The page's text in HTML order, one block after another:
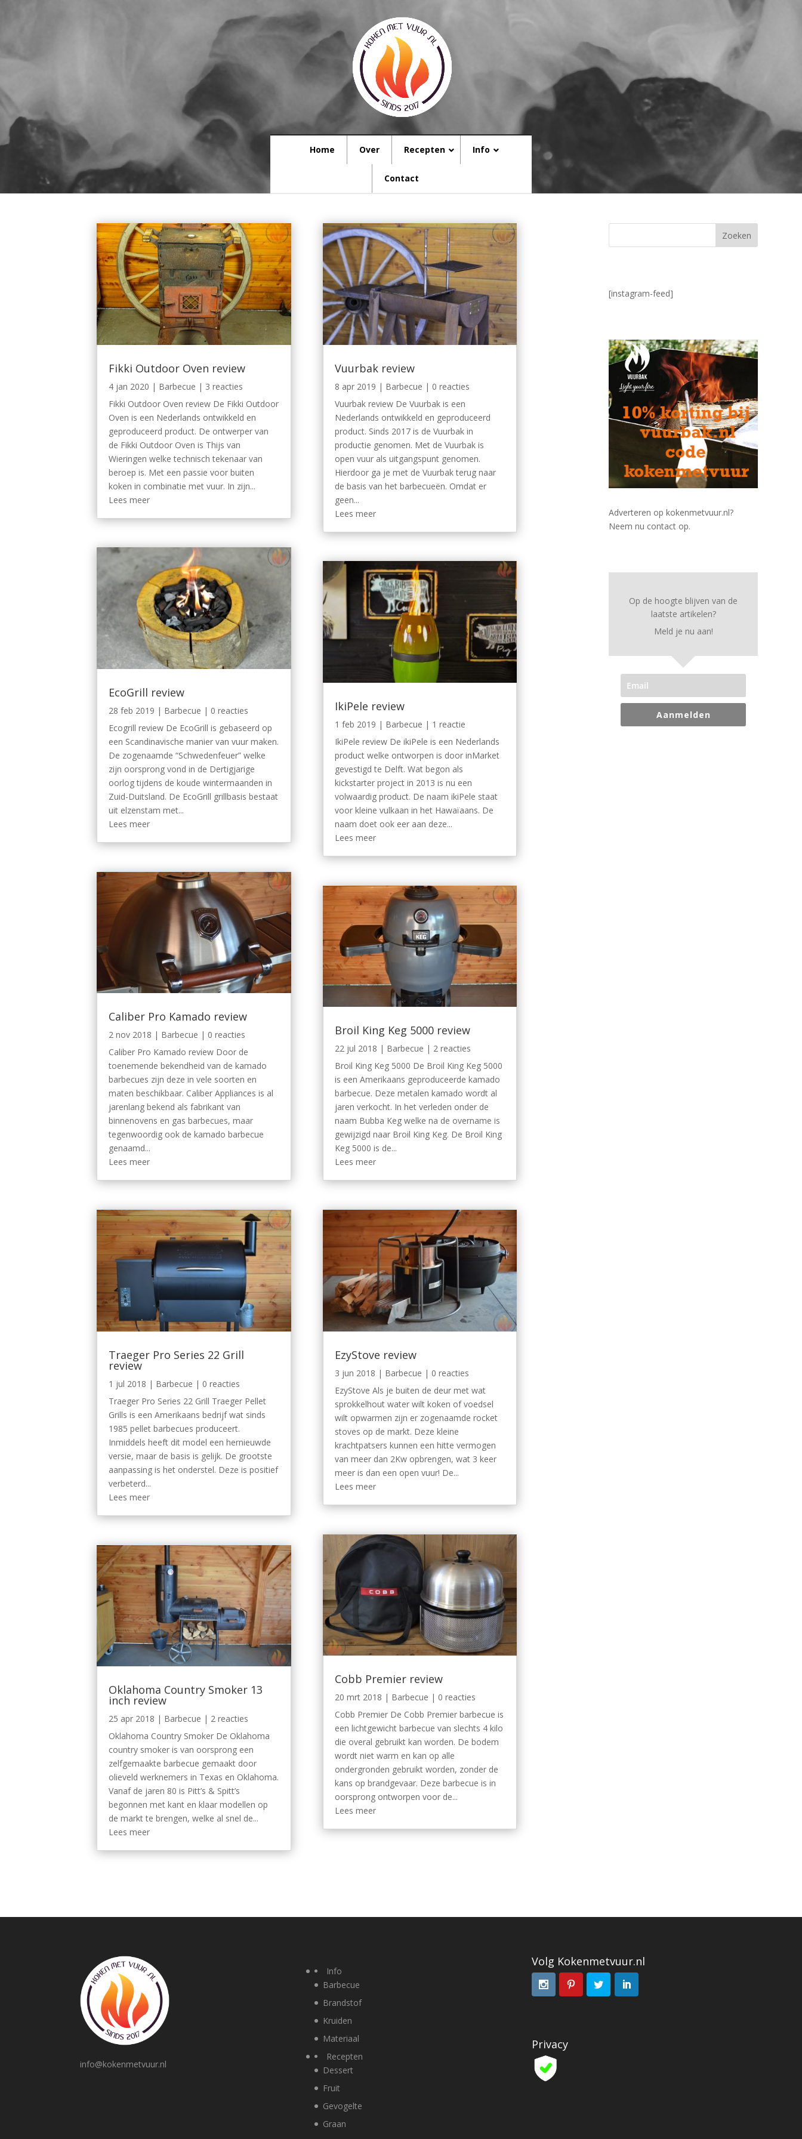
Home Over Recepten Info
Contact
Fikki Outdoor Oven review
4 jan 2020 | Barbecue | 3 reacties
Fikki Outdoor Oven review De Fikki Outdoor
Oven is een Nederlands ontwikkeld en
geproduceerd product. De ontwerper van
de Fikki Outdoor Oven is Thijs van
Wieringen welke technisch tekenaar van
beroep is. Met een passie voor buiten
koken in combinatie met vuur. In zijn...
Lees meer
EcoGrill review
28 feb 2019 | Barbecue | 0 reacties
Ecogrill review De EcoGrill is gebaseerd op
een Scandinavische manier van vuur maken.
De zogenaamde “Schwedenfeuer” welke
zijn oorsprong vond in de Dertigjarige
oorlog tijdens de koude wintermaanden in
Zuid-Duitsland. De EcoGrill grillbasis bestaat
uit elzenstam met...
Lees meer
Caliber Pro Kamado review
2 nov 2018 | Barbecue | 0 reacties
Caliber Pro Kamado review Door de
toenemende bekendheid van de kamado
barbecues zijn deze in vele soorten en
maten beschikbaar. Caliber Appliances is al
jarenlang bekend als fabrikant van
binnenovens en gas barbecues, maar
tegenwoordig ook de kamado barbecue
genaamd...
Lees meer
Traeger Pro Series 22 Grill
review
1 jul 2018 | Barbecue | 0 reacties
Traeger Pro Series 22 Grill Traeger Pellet
Grills is een Amerikaans bedrijf wat sinds
1985 pellet barbecues produceert.
Inmiddels heeft dit model een hernieuwde
versie, maar de basis is gelijk. De grootste
aanpassing is het onderstel. Deze is positief
verbeterd...
Lees meer
Oklahoma Country Smoker 13
inch review
25 apr 2018 | Barbecue | 2 reacties
Oklahoma Country Smoker De Oklahoma
country smoker is van oorsprong een
zelfgemaakte barbecue gemaakt door
olieveld werknemers in Texas en Oklahoma.
Vanaf de jaren 80 is Pitt’s & Spitt’s
begonnen met kant en klaar modellen op
de markt te brengen, welke al snel de...
Lees meer
Vuurbak review
8 apr 2019 | Barbecue | 0 reacties
Vuurbak review De Vuurbak is een
Nederlands ontwikkeld en geproduceerd
product. Sinds 2017 is de Vuurbak in
productie genomen. Met de Vuurbak is
open vuur als uitgangspunt genomen.
Hierdoor ga je met de Vuurbak terug naar
de basis van het barbecueën. Omdat er
geen...
Lees meer
IkiPele review
1 feb 2019 | Barbecue | 1 reactie
IkiPele review De ikiPele is een Nederlands
product welke ontworpen is door inMarket
gevestigd te Delft. Wat begon als
kickstarter project in 2013 is nu een
volwaardig product. De naam ikiPele staat
voor kleine vulkaan in het Hawaïaans. De
naam doet ook eer aan deze...
Lees meer
Broil King Keg 5000 review
22 jul 2018 | Barbecue | 2 reacties
Broil King Keg 5000 De Broil King Keg 5000
is een Amerikaans geproduceerde kamado
barbecue. Deze metalen kamado wordt al
jaren verkocht. In het verleden onder de
naam Bubba Keg welke na de overname is
gewijzigd naar Broil King Keg. De Broil King
Keg 5000 is de...
Lees meer
EzyStove review
3 jun 2018 | Barbecue | 0 reacties
EzyStove Als je buiten de deur met wat
sprokkelhout water wilt koken of voedsel
wilt opwarmen zijn er zogenaamde rocket
stoves op de markt. Deze kleine
krachtpatsers kunnen een hitte vermogen
van meer dan 2Kw opbrengen, wat 3 keer
meer is dan een open vuur! De...
Lees meer
Cobb Premier review
20 mrt 2018 | Barbecue | 0 reacties
Cobb Premier De Cobb Premier barbecue is
een lichtgewicht barbecue van slechts 4 kilo
die overal gebruikt kan worden. De bodem
wordt niet warm en kan op alle
ondergronden gebruikt worden, zonder de
kans op brandgevaar. Deze barbecue is in
oorsprong ontworpen voor de...
Lees meer
[instagram-feed]
Adverteren op kokenmetvuur.nl?
Neem nu contact op.
Op de hoogte blijven van de
laatste artikelen?
Meld je nu aan!
Aanmelden
info@kokenmetvuur.nl
Info
Barbecue
Brandstof
Kruiden
Materiaal
Recepten
Dessert
Fruit
Gevogelte
Graan
Volg Kokenmetvuur.nl
Privacy